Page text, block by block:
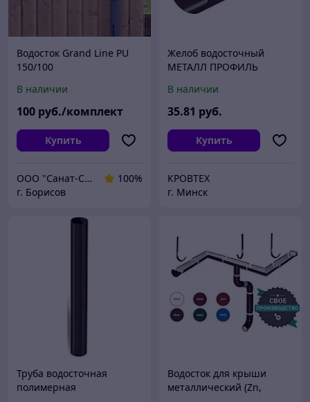
Водосток Grand Line PU
150/100
В наличии
100 руб./комплект
Купить
ООО "Санат-Строй"
100%
г. Борисов
Желоб водосточный
МЕТАЛЛ ПРОФИЛЬ
(Коричневый ,Белый)
В наличии
35.81 руб.
Купить
КРОВТЕХ
г. Минск
Труба водосточная
полимерная
Водосток для крыши
металлический (Zn,